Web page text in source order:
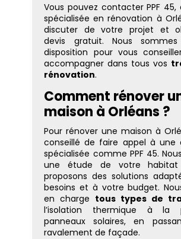
Vous pouvez contacter PPF 45,
spécialisée en rénovation à
discuter de votre projet et
devis gratuit. Nous
disposition pour vous
accompagner dans tous vos
rénovation.
Comment rénover
maison à Orléans ?
Pour rénover une maison à
conseillé de faire appel à une
spécialisée comme PPF 45.
une étude de votre
proposons des solutions
besoins et à votre budget.
en charge tous types de
l’isolation thermique à la
panneaux solaires, en
ravalement de façade.